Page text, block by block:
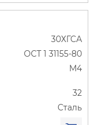
30ХГСА
ОСТ 1 31155-80
М4
32
Сталь